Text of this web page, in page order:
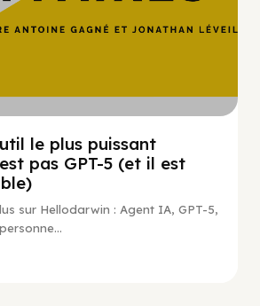
le plus puissant
pas GPT-5 (et il est
sur Hellodarwin : Agent IA, GPT-5,